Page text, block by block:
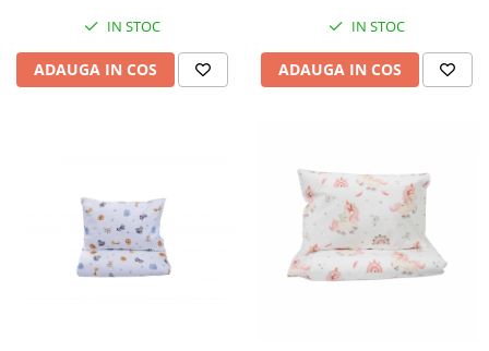
IN STOC
ADAUGA IN COS
IN STOC
ADAUGA IN COS